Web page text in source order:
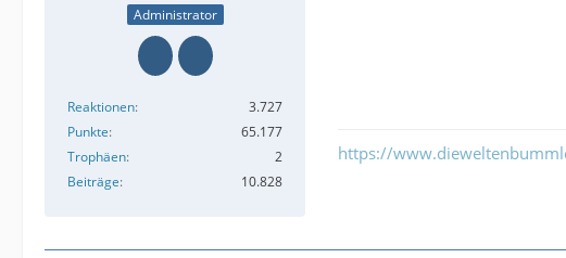
Administrator
Reaktionen
3.727
Punkte
65.177
Trophäen
2
Beiträge
10.828
https://